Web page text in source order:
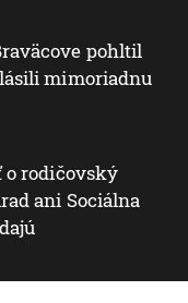
pohltil
mimoriadnu
o rodičovský
ani Sociálna